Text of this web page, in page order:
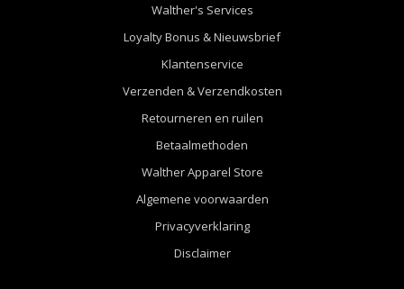
Walther's Services
Loyalty Bonus & Nieuwsbrief
Klantenservice
Verzenden & Verzendkosten
Retourneren en ruilen
Betaalmethoden
Walther Apparel Store
Algemene voorwaarden
Privacyverklaring
Disclaimer